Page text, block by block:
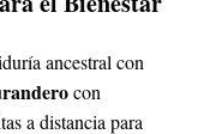
ancestral con
con
a distancia para